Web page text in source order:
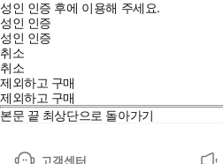
성인 인증 후에 이용해 주세요.
성인 인증
성인 인증
취소
취소
제외하고 구매
제외하고 구매
본문 끝 최상단으로 돌아가기
고객센터